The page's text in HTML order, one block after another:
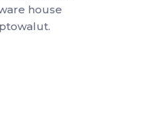
house